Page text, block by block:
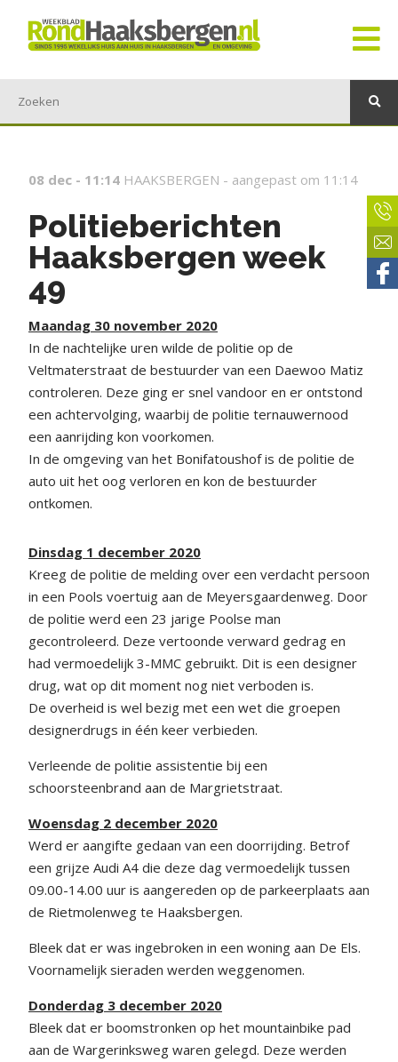
08 dec - 11:14 HAAKSBERGEN - aangepast om 11:14
Politieberichten
Haaksbergen week
49
Maandag 30 november 2020
In de nachtelijke uren wilde de politie op de
Veltmaterstraat de bestuurder van een Daewoo Matiz
controleren. Deze ging er snel vandoor en er ontstond
een achtervolging, waarbij de politie ternauwernood
een aanrijding kon voorkomen.
In de omgeving van het Bonifatoushof is de politie de
auto uit het oog verloren en kon de bestuurder
ontkomen.
Dinsdag 1 december 2020
Kreeg de politie de melding over een verdacht persoon
in een Pools voertuig aan de Meyersgaardenweg. Door
de politie werd een 23 jarige Poolse man
gecontroleerd. Deze vertoonde verward gedrag en
had vermoedelijk 3-MMC gebruikt. Dit is een designer
drug, wat op dit moment nog niet verboden is.
De overheid is wel bezig met een wet die groepen
designerdrugs in één keer verbieden.
Verleende de politie assistentie bij een
schoorsteenbrand aan de Margrietstraat.
Woensdag 2 december 2020
Werd er aangifte gedaan van een doorrijding. Betrof
een grijze Audi A4 die deze dag vermoedelijk tussen
09.00-14.00 uur is aangereden op de parkeerplaats aan
de Rietmolenweg te Haaksbergen.
Bleek dat er was ingebroken in een woning aan De Els.
Voornamelijk sieraden werden weggenomen.
Donderdag 3 december 2020
Bleek dat er boomstronken op het mountainbike pad
aan de Wargerinksweg waren gelegd. Deze werden